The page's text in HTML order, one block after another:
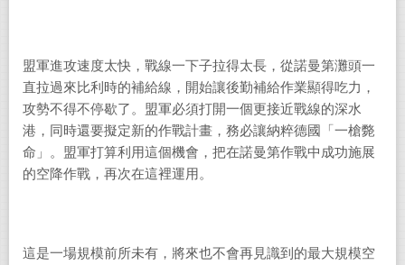
盟軍進攻速度太快，戰線一下子拉得太長，從諾曼第灘頭一
直拉過來比利時的補給線，開始讓後勤補給作業顯得吃力，
攻勢不得不停歇了。盟軍必須打開一個更接近戰線的深水
港，同時還要擬定新的作戰計畫，務必讓納粹德國「一槍斃
命」。 盟軍打算利用這個機會，把在諾曼第作戰中成功施展
的空降作戰，再次在這裡運用。
這是一場規模前所未有，將來也不會再見識到的最大規模空